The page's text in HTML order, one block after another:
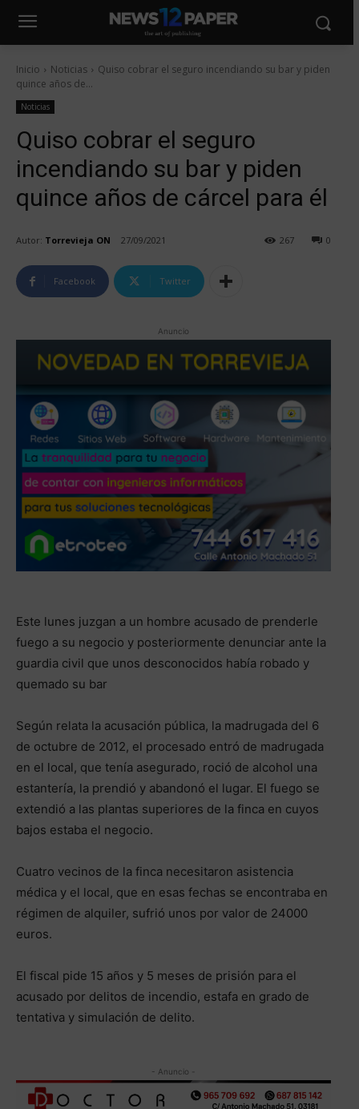
Inicio Noticias
Quiso cobrar el seguro incendiando su bar y piden
quince años de...
Noticias
Quiso cobrar el seguro
incendiando su bar y piden
quince años de cárcel para él
Autor: Torrevieja ON 27/09/2021 0
267
Facebook Twitter
Anuncio
Este lunes juzgan a un hombre acusado de prenderle
fuego a su negocio y posteriormente denunciar ante la
guardia civil que unos desconocidos había robado y
quemado su bar
Según relata la acusación pública, la madrugada del 6
de octubre de 2012, el procesado entró de madrugada
en el local, que tenía asegurado, roció de alcohol una
estantería, la prendió y abandonó el lugar. El fuego se
extendió a las plantas superiores de la finca en cuyos
bajos estaba el negocio.
Cuatro vecinos de la finca necesitaron asistencia
médica y el local, que en esas fechas se encontraba en
régimen de alquiler, sufrió unos por valor de 24000
euros.
El fiscal pide 15 años y 5 meses de prisión para el
acusado por delitos de incendio, estafa en grado de
tentativa y simulación de delito.
- Anuncio -